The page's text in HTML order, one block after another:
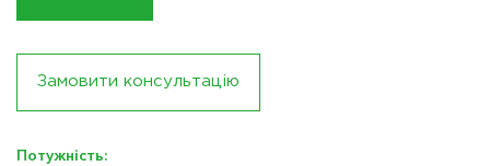
Замовити консультацію
Потужність: